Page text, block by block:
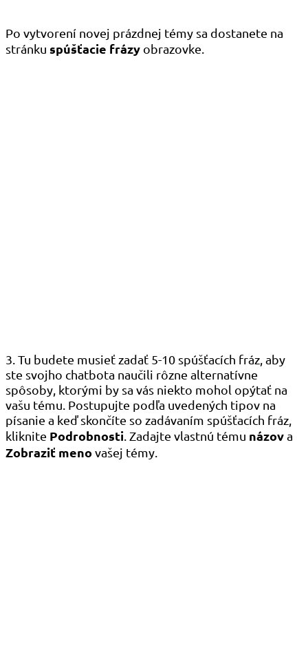
Po vytvorení novej prázdnej témy sa dostanete na
stránku spúšťacie frázy obrazovke.
3. Tu budete musieť zadať 5-10 spúšťacích fráz, aby
ste svojho chatbota naučili rôzne alternatívne
spôsoby, ktorými by sa vás niekto mohol opýtať na
vašu tému. Postupujte podľa uvedených tipov na
písanie a keď skončíte so zadávaním spúšťacích fráz,
kliknite Podrobnosti. Zadajte vlastnú tému názova
Zobraziť meno vašej témy.